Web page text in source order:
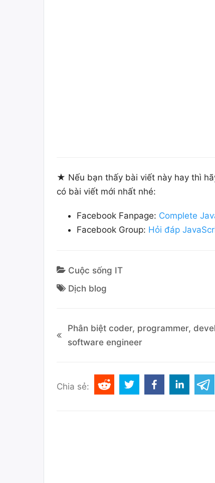
★ Nếu bạn thấy bài viết này hay thì
có bài viết mới nhất nhé:
Facebook Fanpage: Complete
Facebook Group: Hỏi đáp
Cuộc sống IT
Dịch blog
Phân biệt coder, programmer,
software engineer
Chia sẻ: